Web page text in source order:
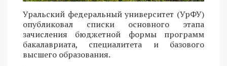
Уральский федеральный университет (УрФУ)
опубликовал списки основного этапа
зачисления бюджетной формы программ
бакалавриата, специалитета и базового
высшего образования.